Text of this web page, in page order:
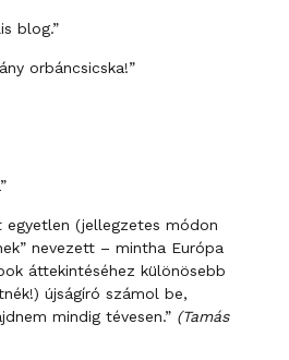
blog.”
orbáncsicska!”
egyetlen (jellegzetes módon
nevezett – mintha Európa
áttekintéséhez különösebb
újságíró számol be,
mindig tévesen.” (Tamás